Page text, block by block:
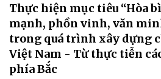
Thực hiện mục tiêu “Hòa
mạnh, phồn vinh, văn
trong quá trình xây dựng
Việt Nam - Từ thực tiễn
phía Bắc